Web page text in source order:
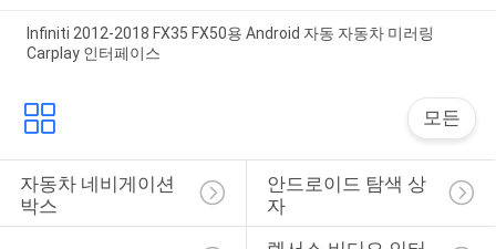
Infiniti 2012-2018 FX35 FX50용 Android 자동 자동차 미러링
Carplay 인터페이스
모든
자동차 네비게이션
박스
안드로이드 탐색 상
자